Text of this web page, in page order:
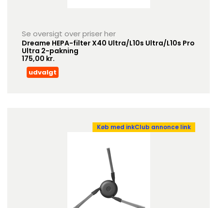
Se oversigt over priser her
Dreame HEPA-filter X40 Ultra/L10s Ultra/L10s Pro
Ultra 2-pakning
175,00 kr.
udvalgt
Køb med inkClub annonce link